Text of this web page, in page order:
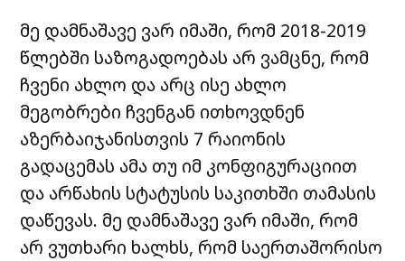
მე დამნაშავე ვარ იმაში, რომ 2018-2019
წლებში საზოგადოებას არ ვამცნე, რომ
ჩვენი ახლო და არც ისე ახლო
მეგობრები ჩვენგან ითხოვდნენ
აზერბაიჯანისთვის 7 რაიონის
გადაცემას ამა თუ იმ კონფიგურაციით
და არწახის სტატუსის საკითხში თამასის
დაწევას. მე დამნაშავე ვარ იმაში, რომ
არ ვუთხარი ხალხს, რომ საერთაშორისო